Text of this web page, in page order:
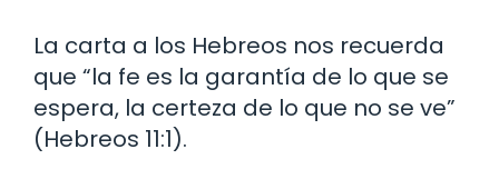
La carta a los Hebreos nos recuerda
que “la fe es la garantía de lo que se
espera, la certeza de lo que no se ve”
(Hebreos 11:1).